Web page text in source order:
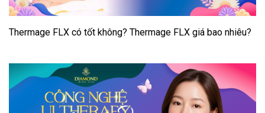
Thermage FLX có tốt không? Thermage FLX giá bao nhiêu?